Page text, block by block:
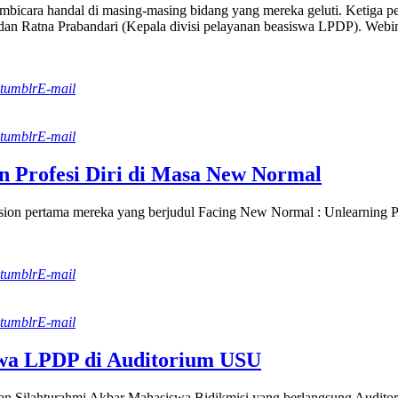
handal di masing-masing bidang yang mereka geluti. Ketiga
Ratna Prabandari (Kepala divisi pelayanan beasiswa LPDP).
E-mail
E-mail
Profesi Diri di Masa New Normal
pertama mereka yang berjudul Facing New Normal : Unlearning
E-mail
E-mail
LPDP di Auditorium USU